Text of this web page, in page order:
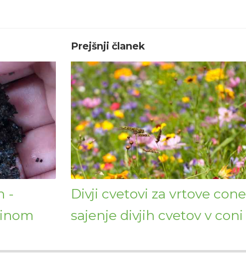
-
Prejšnji članek
Divji cvetovi za vrtove
sajenje divjih cvetov v coni